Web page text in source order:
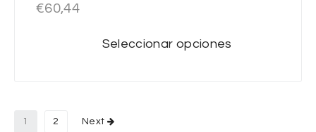
€60,44
Seleccionar opciones
1 2 Next